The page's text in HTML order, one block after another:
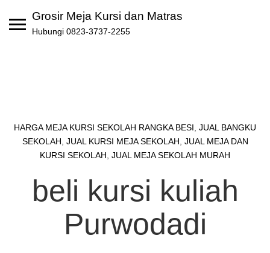
Grosir Meja Kursi dan Matras
Hubungi 0823-3737-2255
HARGA MEJA KURSI SEKOLAH RANGKA BESI JUAL BANGKU
SEKOLAH JUAL KURSI MEJA SEKOLAH JUAL MEJA DAN
KURSI SEKOLAH JUAL MEJA SEKOLAH MURAH
beli kursi kuliah
Purwodadi